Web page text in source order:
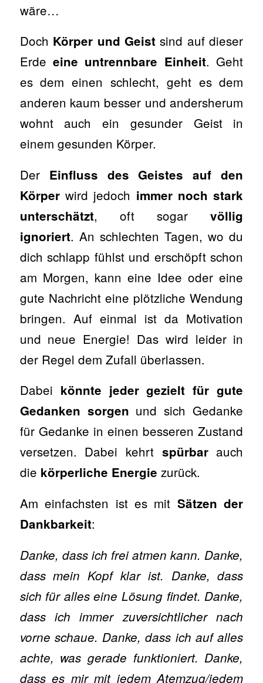
wäre…
Doch Körper und Geist sind auf dieser
Erdeeine untrennbare Einheit. Geht
es dem einen schlecht, geht es dem
anderen kaum besser und andersherum
wohnt auch ein gesunder Geist in
einem gesunden Körper.
Der Einfluss des Geistes auf den
Körperwird jedoch immer noch stark
unterschätzt, oft sogarvöllig
ignoriert. An schlechten Tagen, wo du
dich schlapp fühlst und erschöpft schon
am Morgen, kann eine Idee oder eine
gute Nachricht eine plötzliche Wendung
bringen. Auf einmal ist da Motivation
und neue Energie! Das wird leider in
der Regel dem Zufall überlassen.
Dabei könnte jeder gezielt für gute
Gedanken sorgen und sich Gedanke
für Gedanke in einen besseren Zustand
versetzen. Dabei kehrt spürbarauch
die körperliche Energie zurück.
Am einfachsten ist es mit Sätzen der
Dankbarkeit:
Danke, dass ich frei atmen kann. Danke,
dass mein Kopf klar ist. Danke, dass
sich für alles eine Lösung findet. Danke,
dass ich immer zuversichtlicher nach
vorne schaue. Danke, dass ich auf alles
achte, was gerade funktioniert. Danke,
dass es mir mit jedem Atemzug/jedem